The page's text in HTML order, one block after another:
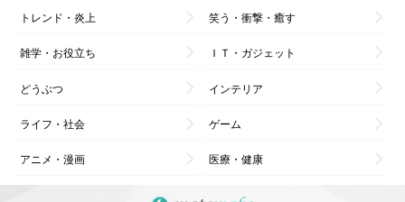
トレンド・炎上 笑う・衝撃・癒す
雑学・お役立ち ＩＴ・ガジェット
どうぶつ インテリア
ライフ・社会 ゲーム
アニメ・漫画 医療・健康